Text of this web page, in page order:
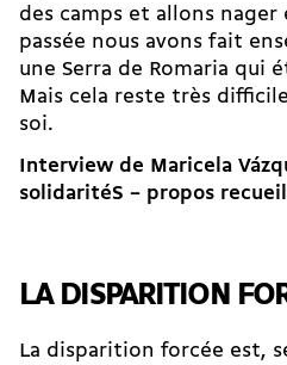
des camps et allons nager
passée nous avons fait
une Serra de Romaria qui
Mais cela reste très
soi.
Interview de Maricela
solidaritéS – propos
LA DISPARITION
La disparition forcée est,